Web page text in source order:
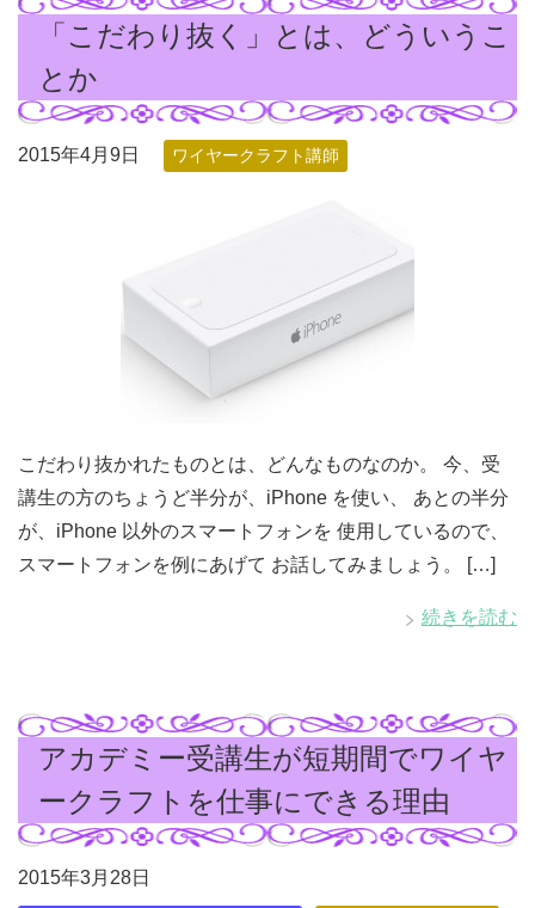
「こだわり抜く」とは、どういうこ
とか
2015年4月9日 ワイヤークラフト講師
こだわり抜かれたものとは、どんなものなのか。 今、受
講生の方のちょうど半分が、iPhone を使い、 あとの半分
が、iPhone 以外のスマートフォンを 使用しているので、
スマートフォンを例にあげて お話してみましょう。 […]
続きを読む
アカデミー受講生が短期間でワイヤ
ークラフトを仕事にできる理由
2015年3月28日